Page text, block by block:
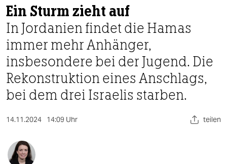
wahrheit
verlag
verlag
veranstaltungen
shop
abo
Ein Sturm zieht auf
In Jordanien findet die Hamas
immer mehr Anhänger,
insbesondere bei der Jugend. Die
Rekonstruktion eines Anschlags,
bei dem drei Israelis starben.
14.11.2024 14:09 Uhr teilen